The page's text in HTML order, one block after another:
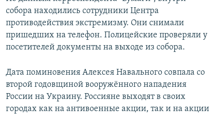
собора находились сотрудники Центра
противодействия экстремизму. Они снимали
пришедших на телефон. Полицейские проверяли у
посетителей документы на выходе из собора.
Дата поминовения Алексея Навального совпала со
второй годовщиной вооружённого нападения
России на Украину. Россияне выходят в своих
городах как на антивоенные акции, так и на акции